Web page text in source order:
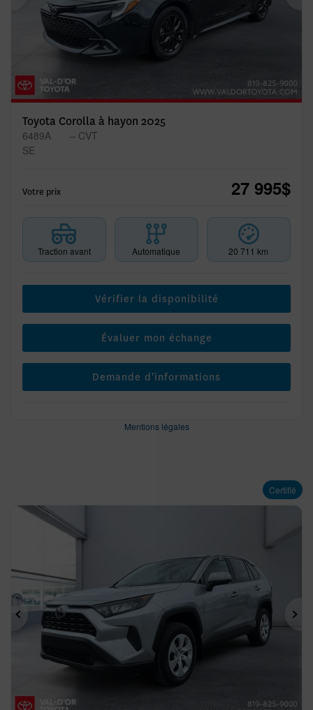
Précédent
Toyota Corolla à hayon 2025
6489A
– CVT
SE
Votre prix 27 995$
Traction avant Automatique 20 711 km
Vérifier la disponibilité
Évaluer mon échange
Demande d'informations
Mentions légales
Certifié
Précédent